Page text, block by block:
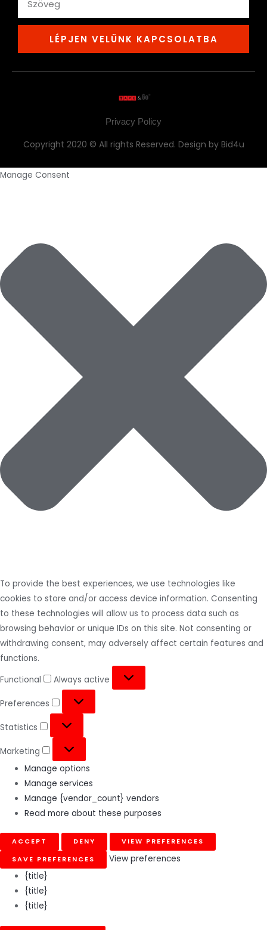
LÉPJEN VELÜNK KAPCSOLATBA
Privacy Policy
Copyright 2020 © All rights Reserved. Design by Bid4u
Manage Consent
To provide the best experiences, we use technologies like
cookies to store and/or access device information. Consenting
to these technologies will allow us to process data such as
browsing behavior or unique IDs on this site. Not consenting or
withdrawing consent, may adversely affect certain features and
functions.
Functional
Always active
Preferences
Statistics
Marketing
Manage options
Manage services
Manage {vendor_count} vendors
Read more about these purposes
ACCEPT DENY
VIEW PREFERENCES
SAVE PREFERENCES
View preferences
{title}
{title}
{title}